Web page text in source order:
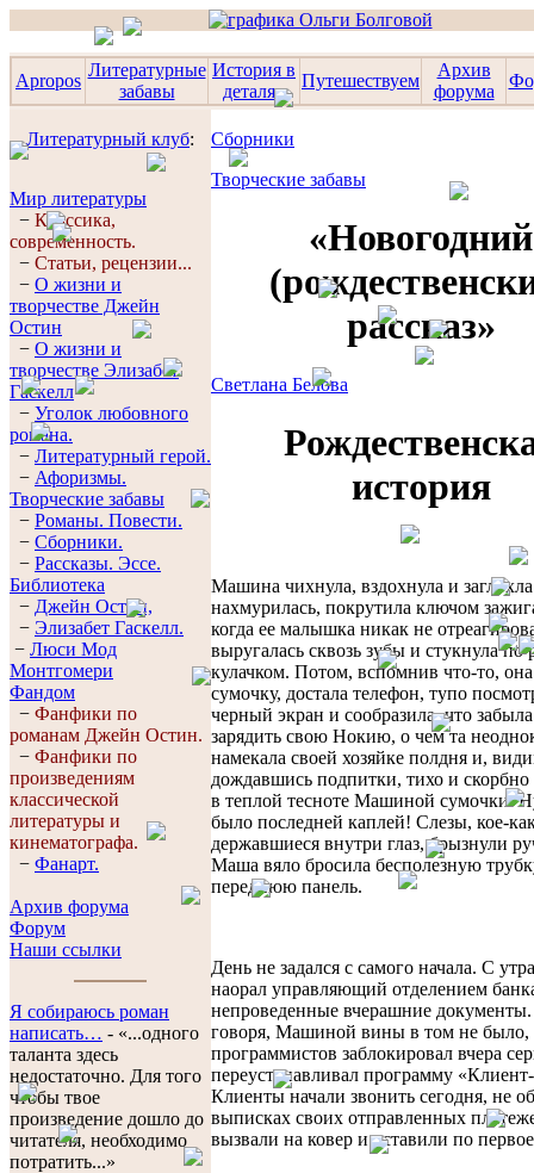
Apropos
Литературные
забавы
История в
деталях
Путешествуем
Архив
форума
Литературный клуб:
Мир литературы
− Классика,
современность.
− Статьи, рецензии...
− О жизни и
творчестве Джейн
Остин
− О жизни и
творчестве Элизабет
Гaскелл
− Уголок любовного
романа.
− Литературный герой.
− Афоризмы.
Творческие забавы
− Романы. Повести.
− Сборники.
− Рассказы. Эссe.
Библиотека
− Джейн Остин,
− Элизабет Гaскелл.
− Люси Мод
Монтгомери
Фандом
− Фанфики по
романам Джейн Остин.
− Фанфики по
произведениям
классической
литературы и
кинематографа.
− Фанарт.
Архив форума
Форум
Наши ссылки
Я собираюсь роман
написать… - «...одного
таланта здесь
недостаточно. Для того
чтобы твое
произведение дошло до
читателя, необходимо
потратить...»
Сборники
Творческие забавы
«Новогодний
рассказ»
Светлана Белова
история
Машина чихнула, вздохнула и
нахмурилась, покрутила ключом
когда ее малышка никак не
выругалась сквозь зубы и стукнула по
кулачком. Потом, вспомнив что-то, она
сумочку, достала телефон, тупо
черный экран и сообразила, что
зарядить свою Нокию, о чем та
намекала своей хозяйке полдня и,
дождавшись подпитки, тихо и скорбно
в теплой тесноте Машиной сумочки.
было последней каплей! Слезы, кое-
державшиеся внутри глаз, брызнули
Маша вяло бросила бесполезную
переднюю панель.
День не задался с самого начала. С
наорал управляющий отделением
непроведенные вчерашние
говоря, Машиной вины в том не было,
программистов заблокировал вчера
переустанавливал программу
Клиенты начали звонить сегодня, не
выписках своих отправленных
вызвали на ковер и вставили по